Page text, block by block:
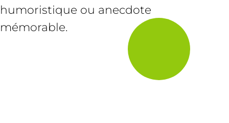
humoristique ou anecdote
mémorable.